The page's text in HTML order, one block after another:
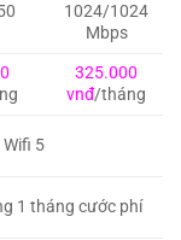
1024/1024
Mbps
325.000
vnđ/tháng
5
1 tháng cước phí